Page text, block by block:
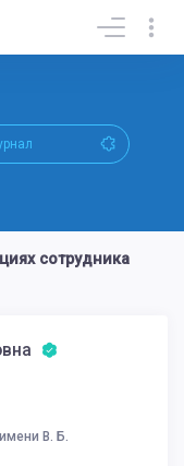
сотрудника
В. Б.